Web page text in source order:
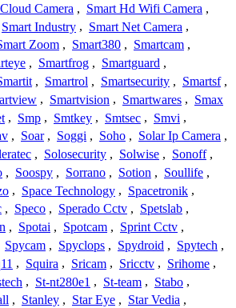
Camera , Smart Hd Wifi Camera ,
Smart Industry , Smart Net Camera ,
Zoom , Smart380 , Smartcam ,
, Smartfrog , Smartguard ,
, Smartrol , Smartsecurity , Smartsf ,
, Smartvision , Smartwares , Smax
, Smp , Smtkey , Smtsec , Smvi ,
, Soar , Soggi , Soho , Solar Ip Camera ,
, Solosecurity , Solwise , Sonoff ,
, Soospy , Sorrano , Sotion , Soullife ,
, Space Technology , Spacetronik ,
, Speco , Sperado Cctv , Spetslab ,
, Spotai , Spotcam , Sprint Cctv ,
Spycam , Spyclops , Spydroid , Spytech ,
, Squira , Sricam , Sricctv , Srihome ,
, St-nt280e1 , St-team , Stabo ,
, Stanley , Star Eye , Star Vedia ,